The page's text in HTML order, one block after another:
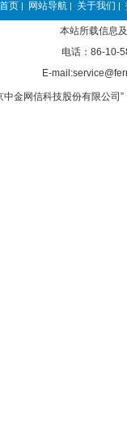
首页 | 网站导航 | 关于我们 |
本站所载信息
电话：86-10-
E-
中金网信科技股份有限公司